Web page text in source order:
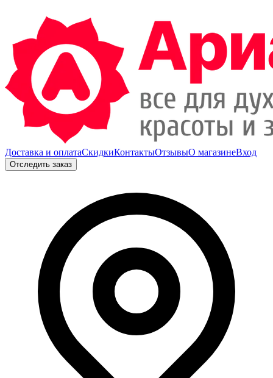
Доставка и оплатаСкидкиКонтактыОтзывыО магазинеВход
Отследить заказ